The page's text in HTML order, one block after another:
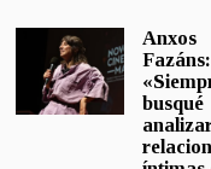
Anxos
Fazáns:
busqué